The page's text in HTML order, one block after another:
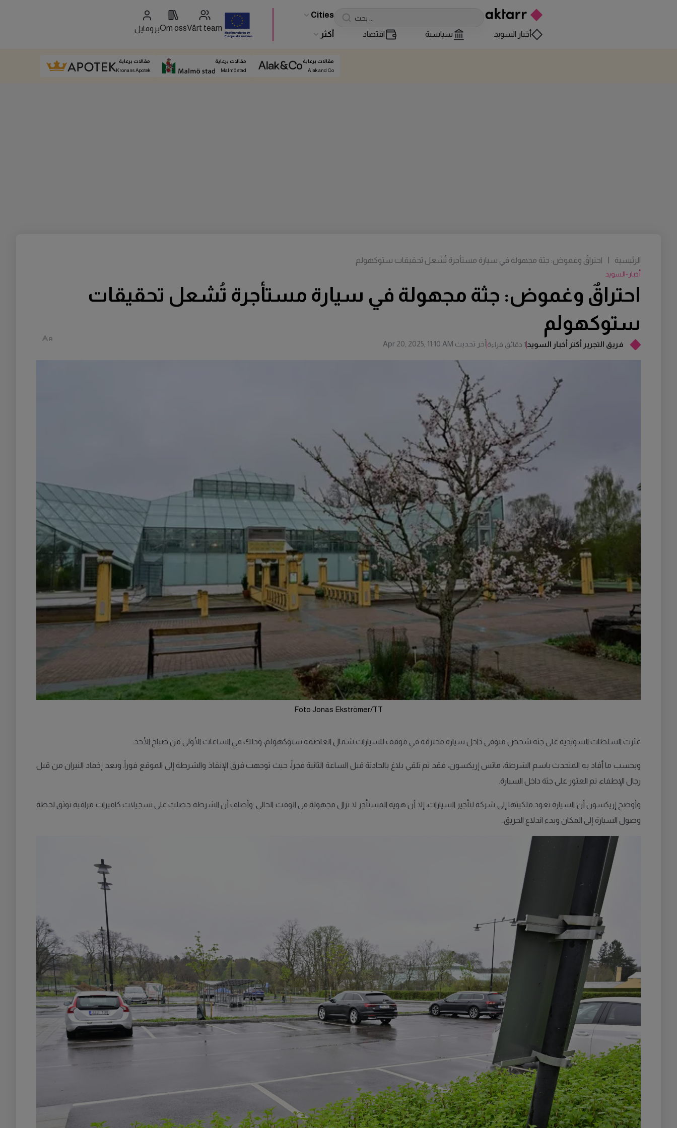
Cities
أخبار السويد سياسية اقتصاد أكثر
Vårt team
Om ossبروفايل
مقالات برعاية
Alak and Co
مقالات برعاية
Malmö stad
مقالات برعاية
Kronans Apotek
فريق التجرير أكتر أخبار السويد1 دقائق قراءة أخر تحديث Apr 20, 2025, 11:10 AM
احتراقٌ وغموض: جثة مجهولة في سيارة مستأجرة تُشعل تحقيقات
ستوكهولم
أخبار-السويد
الرئيسية | احتراقٌ وغموض: جثة مجهولة في سيارة مستأجرة تُشعل تحقيقات ستوكهولم
Foto Jonas Ekströmer/TT
عثرت السلطات السويدية على جثة شخص متوفى داخل سيارة محترقة في موقف للسيارات شمال العاصمة ستوكهولم، وذلك في الساعات الأولى من صباح الأحد.
وبحسب ما أفاد به المتحدث باسم الشرطة، ماتس إريكسون، فقد تم تلقي بلاغ بالحادثة قبل الساعة الثانية فجراً، حيث توجهت فرق الإنقاذ والشرطة إلى الموقع فوراً. وبعد إخماد النيران من قبل
رجال الإطفاء، تم العثور على جثة داخل السيارة.
وأوضح إريكسون أن السيارة تعود ملكيتها إلى شركة لتأجير السيارات، إلا أن هوية المستأجر لا تزال مجهولة في الوقت الحالي. وأضاف أن الشرطة حصلت على تسجيلات كاميرات مراقبة توثق لحظة
وصول السيارة إلى المكان وبدء اندلاع الحريق.